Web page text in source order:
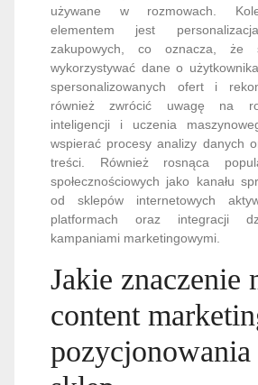
używane w rozmowach.
elementem jest
zakupowych, co oznacza, że
wykorzystywać dane o
spersonalizowanych ofert i
również zwrócić uwagę na
inteligencji i uczenia
wspierać procesy analizy danych
treści. Również rosnąca
społecznościowych jako kanału
od sklepów internetowych
platformach oraz integracji
kampaniami marketingowymi.
Jakie znaczenie
content
pozycjonowania